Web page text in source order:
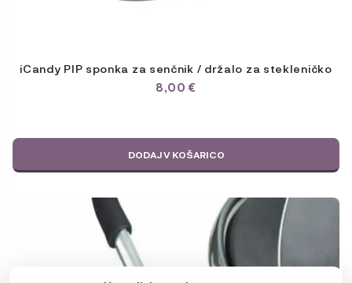
iCandy PIP sponka za senčnik / držalo za stekleničko
8,00€
DODAJ V KOŠARICO